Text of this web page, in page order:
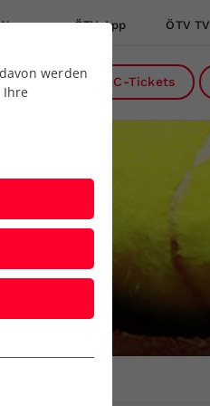
News ÖTV App ÖTV TV
DC-Tickets
werden
Ihre
der